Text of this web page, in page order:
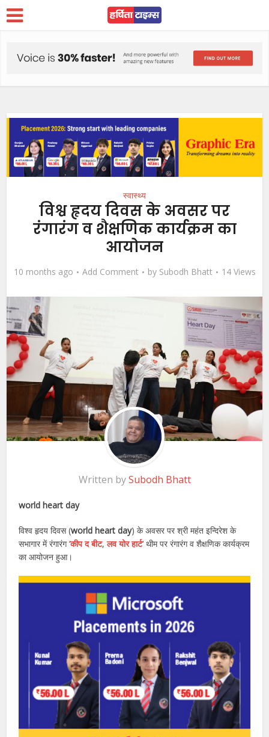
स्वास्थ्य
विश्व हृदय दिवस के अवसर पर
रंगारंग व शैक्षणिक कार्यक्रम का
आयोजन
10 months ago Add Comment by Subodh Bhatt 14 Views
Written bySubodh Bhatt
world heart day
विश्व हृदय दिवस (world heart day) के अवसर पर श्री महंत इन्दिरेश के
सभागार में रंगारंग ‘कीप द बीट,लव योर हार्ट‘ थीम पर रंगारंग व शैक्षणिक कार्यक्रम
का आयोजन हुआ।